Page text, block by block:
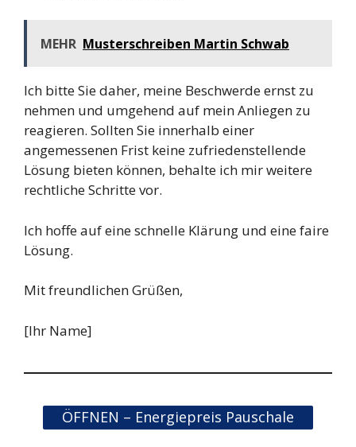
MEHR Musterschreiben Martin Schwab
Ich bitte Sie daher, meine Beschwerde ernst zu
nehmen und umgehend auf mein Anliegen zu
reagieren. Sollten Sie innerhalb einer
angemessenen Frist keine zufriedenstellende
Lösung bieten können, behalte ich mir weitere
rechtliche Schritte vor.
Ich hoffe auf eine schnelle Klärung und eine faire
Lösung.
Mit freundlichen Grüßen,
[Ihr Name]
ÖFFNEN – Energiepreis Pauschale